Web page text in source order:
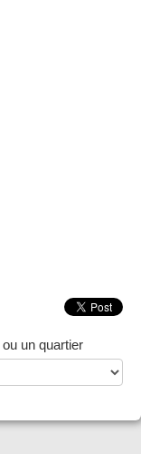
un quartier